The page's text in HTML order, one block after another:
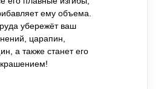
ему объема.
убережёт ваш
царапин,
а также станет его